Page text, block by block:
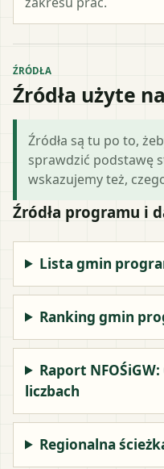
ŹRÓDŁA
Źródła użyte
Źródła są tu po to,
sprawdzić podstawę
wskazujemy też,
Źródła programu i
Lista gmin
Ranking gmin
Raport
liczbach
Regionalna